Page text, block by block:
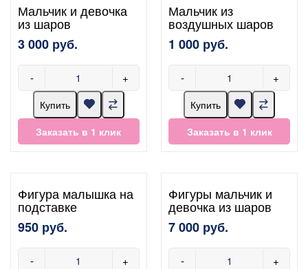
Мальчик и девочка
из шаров
3 000 руб.
- +
Купить
Заказать в 1 клик
Мальчик из
воздушных шаров
1 000 руб.
- +
Купить
Заказать в 1 клик
Фигура малышка на
подставке
950 руб.
- +
Фигуры мальчик и
девочка из шаров
7 000 руб.
- +